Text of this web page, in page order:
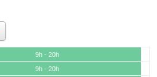
9h - 20h
9h - 20h